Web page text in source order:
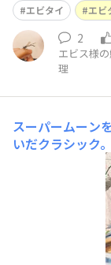
エビタイ エビ
2
エビス様
理
スーパームーン
いだクラシック
ならんがな！一